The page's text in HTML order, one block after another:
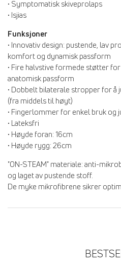
• Symptomatisk skiveprolaps
• Isjias
Funksjoner
• Innovativ design: pustende, lav
komfort og dynamisk passform
• Fire halvstive formede støtter
anatomisk passform
• Dobbelt bilaterale stropper for
(fra middels til høyt)
• Fingerlommer for enkel bruk og
• Lateksfri
• Høyde foran: 16cm
• Høyde rygg: 26cm
"ON-STEAM" materiale: anti-
og laget av pustende stoff.
De myke mikrofibrene sikrer